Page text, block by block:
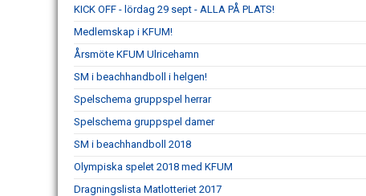
KICK OFF - lördag 29 sept - ALLA PÅ PLATS!
Medlemskap i KFUM!
Årsmöte KFUM Ulricehamn
SM i beachhandboll i helgen!
Spelschema gruppspel herrar
Spelschema gruppspel damer
SM i beachhandboll 2018
Olympiska spelet 2018 med KFUM
Dragningslista Matlotteriet 2017